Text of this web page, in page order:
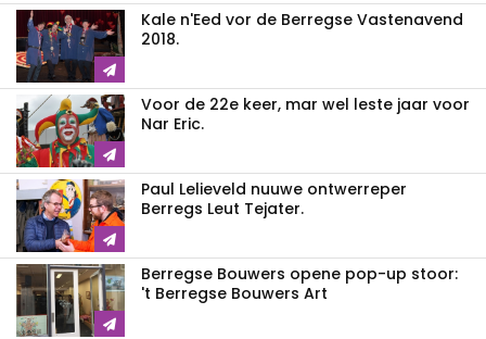
Kale n'Eed vor de Berregse Vastenavend
2018.
Voor de 22e keer, mar wel leste jaar voor
Nar Eric.
Paul Lelieveld nuuwe ontwerreper
Berregs Leut Tejater.
Berregse Bouwers opene pop-up stoor:
't Berregse Bouwers Art